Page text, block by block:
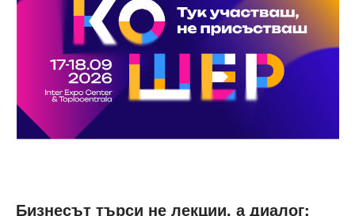
Бизнесът търси не лекции, а диалог: